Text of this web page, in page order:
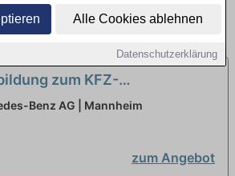
Alle Cookies ablehnen
Datenschutzerklärung
Sie freie Optionen von Top-
Sie sich noch heute.
zum KFZ-
(w/m/d) für
Benz AG | Mannheim
zum Angebot